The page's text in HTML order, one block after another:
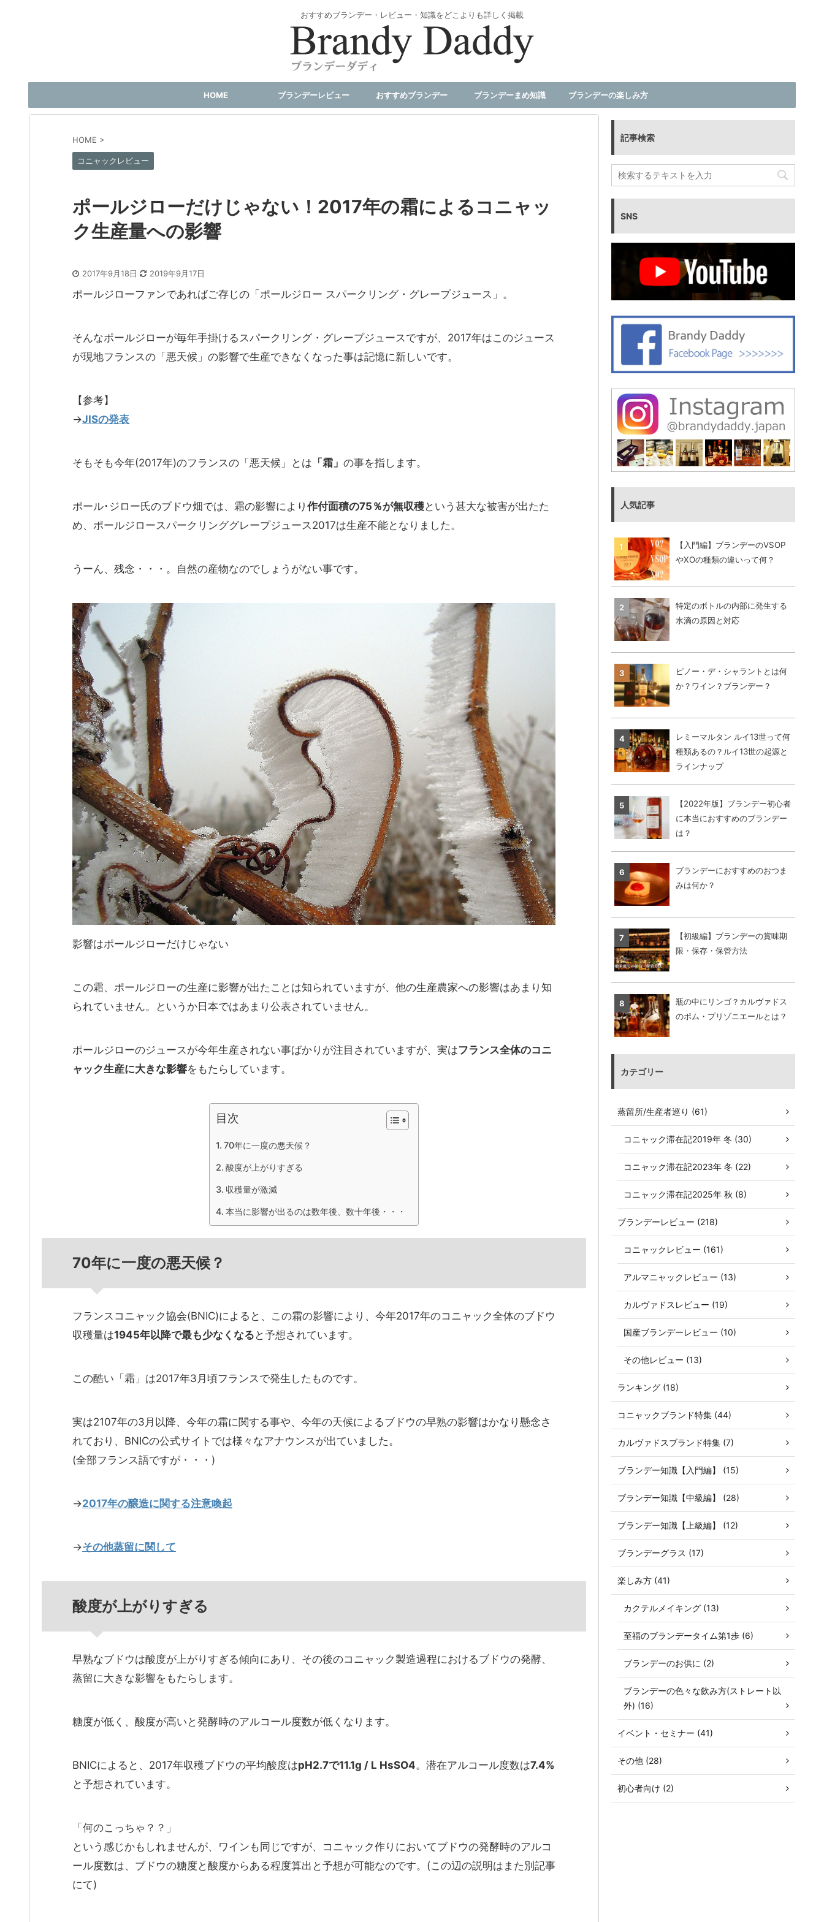
おすすめブランデー・レビュー・知識をどこよりも詳しく掲載
HOME ブランデーレビュー おすすめブランデー ブランデーまめ知識 ブランデーの楽しみ方
HOME >
コニャックレビュー
ポールジローだけじゃない！2017年の霜によるコニャッ
ク生産量への影響
2017年9月18日 2019年9月17日
ポールジローファンであればご存じの「ポールジロー スパークリング・グレープジュース」。
そんなポールジローが毎年手掛けるスパークリング・グレープジュースですが、2017年はこのジュース
が現地フランスの「悪天候」の影響で生産できなくなった事は記憶に新しいです。
【参考】
→JISの発表
そもそも今年(2017年)のフランスの「悪天候」とは 「霜」 の事を指します。
ポール･ジロー氏のブドウ畑では、霜の影響により 作付面積の75％が無収穫という甚大な被害が出たた
め、ポールジロースパークリンググレープジュース2017は生産不能となりました。
うーん、残念・・・。自然の産物なのでしょうがない事です。
影響はポールジローだけじゃない
この霜、ポールジローの生産に影響が出たことは知られていますが、他の生産農家への影響はあまり知
られていません。というか日本ではあまり公表されていません。
ポールジローのジュースが今年生産されない事ばかりが注目されていますが、実はフランス全体のコニ
ャック生産に大きな影響をもたらしています。
目次
70年に一度の悪天候？
酸度が上がりすぎる
収穫量が激減
本当に影響が出るのは数年後、数十年後・・・
70年に一度の悪天候？
フランスコニャック協会(BNIC)によると、この霜の影響により、今年2017年のコニャック全体のブドウ
収穫量は1945年以降で最も少なくなる と予想されています。
この酷い「霜」は2017年3月頃フランスで発生したものです。
実は2107年の3月以降、今年の霜に関する事や、今年の天候によるブドウの早熟の影響はかなり懸念さ
れており、BNICの公式サイトでは様々なアナウンスが出ていました。
(全部フランス語ですが・・・)
→2017年の醸造に関する注意喚起
→その他蒸留に関して
酸度が上がりすぎる
早熟なブドウは酸度が上がりすぎる傾向にあり、その後のコニャック製造過程におけるブドウの発酵、
蒸留に大きな影響をもたらします。
糖度が低く、酸度が高いと発酵時のアルコール度数が低くなります。
BNICによると、2017年収穫ブドウの平均酸度はpH2.7で11.1g / L HsSO4。潜在アルコール度数は7.4%
と予想されています。
「何のこっちゃ？？」
という感じかもしれませんが、ワインも同じですが、コニャック作りにおいてブドウの発酵時のアルコ
ール度数は、ブドウの糖度と酸度からある程度算出と予想が可能なのです。(この辺の説明はまた別記事
にて)
記事検索
SNS
人気記事
【入門編】ブランデーのVSOP
やXOの種類の違いって何？
特定のボトルの内部に発生する
水滴の原因と対応
ピノー・デ・シャラントとは何
か？ワイン？ブランデー？
レミーマルタン ルイ13世って何
種類あるの？ルイ13世の起源と
ラインナップ
【2022年版】ブランデー初心者
に本当におすすめのブランデー
は？
ブランデーにおすすめのおつま
みは何か？
【初級編】ブランデーの賞味期
限・保存・保管方法
瓶の中にリンゴ？カルヴァドス
のポム・プリゾニエールとは？
カテゴリー
蒸留所/生産者巡り (61)
コニャック滞在記2019年 冬 (30)
コニャック滞在記2023年 冬 (22)
コニャック滞在記2025年 秋 (8)
ブランデーレビュー (218)
コニャックレビュー (161)
アルマニャックレビュー (13)
カルヴァドスレビュー (19)
国産ブランデーレビュー (10)
その他レビュー (13)
ランキング (18)
コニャックブランド特集 (44)
カルヴァドスブランド特集 (7)
ブランデー知識【入門編】 (15)
ブランデー知識【中級編】 (28)
ブランデー知識【上級編】 (12)
ブランデーグラス (17)
楽しみ方 (41)
カクテルメイキング (13)
至福のブランデータイム第1歩 (6)
ブランデーのお供に (2)
ブランデーの色々な飲み方(ストレート以
外) (16)
イベント・セミナー (41)
その他 (28)
初心者向け (2)